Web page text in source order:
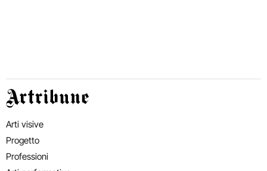
Artribune
Arti visive
Progetto
Professioni